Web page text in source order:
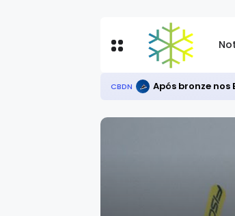
CBDN Após bronze